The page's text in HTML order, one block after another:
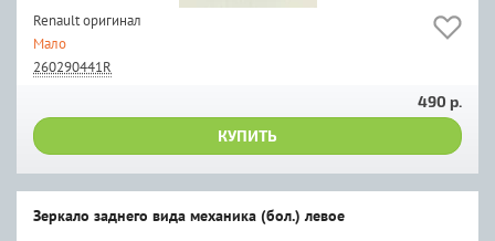
Renault оригинал
Мало
260290441R
490 р.
КУПИТЬ
Зеркало заднего вида механика (бол.) левое